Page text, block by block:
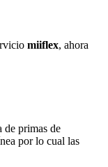
miiflex, ahora
de primas de
por lo cual las